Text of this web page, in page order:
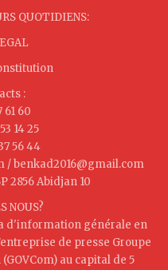
QUOTIDIENS:
:
61 60
14 25
56 44
/ benkad2016@gmail.com
2856 Abidjan 10
NOUS?
d'information générale en
de presse Groupe
au capital de 5